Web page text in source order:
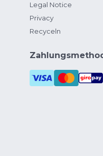
Legal Notice
Privacy
Recyceln